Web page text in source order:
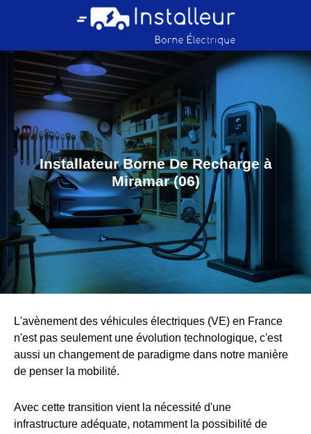
Installateur Borne De Recharge à
Miramar (06)
L'avènement des véhicules électriques (VE) en France
n'est pas seulement une évolution technologique, c'est
aussi un changement de paradigme dans notre manière
de penser la mobilité.
Avec cette transition vient la nécessité d'une
infrastructure adéquate, notamment la possibilité de